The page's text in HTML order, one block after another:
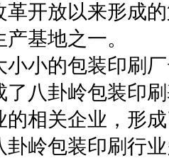
革开放以来形成
基地之一。
的包装印刷厂
了八卦岭包装印
的相关企业，形
卦岭包装印刷行